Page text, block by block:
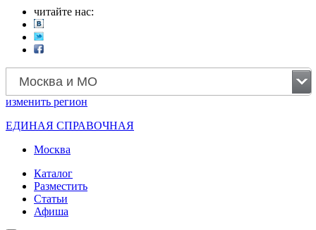
читайте нас:
Москва и МО
изменить регион
ЕДИНАЯ СПРАВОЧНАЯ
Москва
Каталог
Разместить
Статьи
Афиша